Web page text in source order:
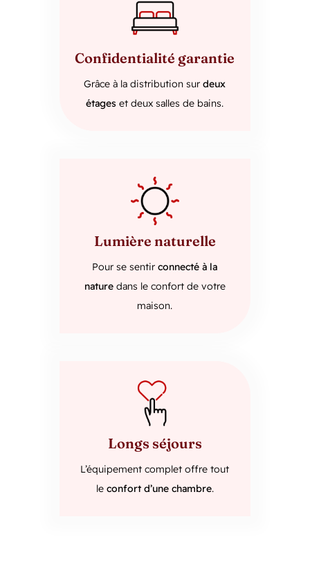
Confidentialité garantie
Grâce à la distribution surdeux
étages et deux salles de bains.
Lumière naturelle
Pour se sentirconnecté à la
naturedans le confort de votre
maison.
Longs séjours
L’équipement complet offre tout
le confort d’une chambre.